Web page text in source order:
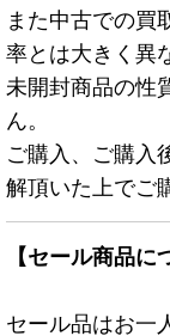
また中古での買
率とは大きく異
未開封商品の性
ん。
ご購入、ご購入
解頂いた上でご
【セール商品に
セール品はお一